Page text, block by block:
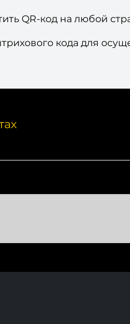
QR-код на любой
кода для